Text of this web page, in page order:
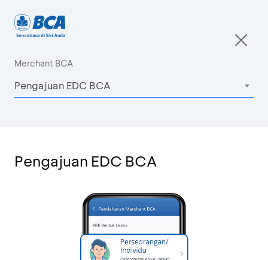
Merchant BCA
Pengajuan EDC BCA
Pengajuan EDC BCA